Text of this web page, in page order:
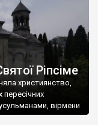
Ріпсіме
християнство,
пересічних
вірмени